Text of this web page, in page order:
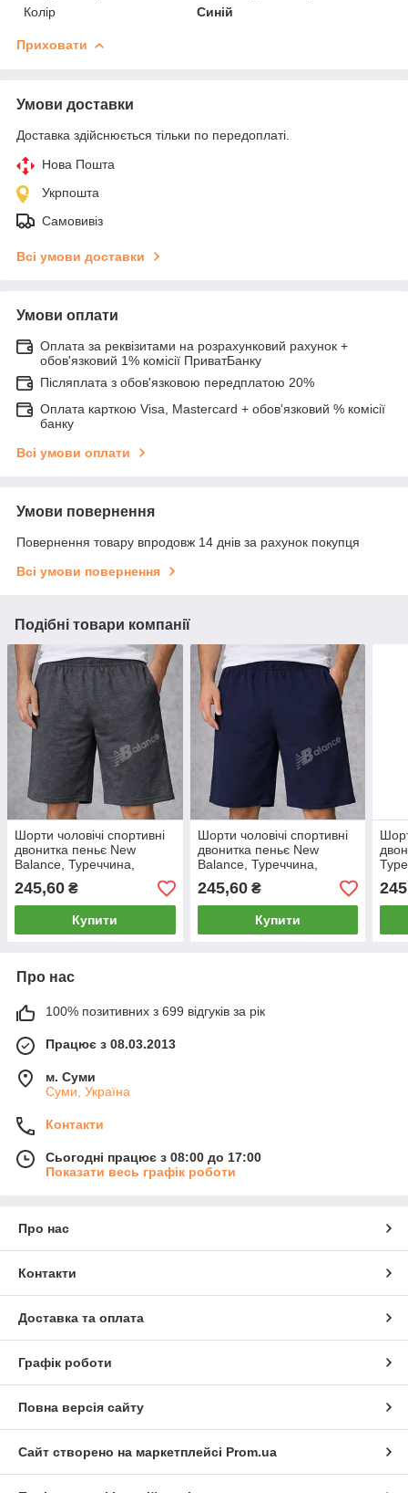
Колір
Синій
Приховати
Умови доставки
Доставка здійснюється тільки по передоплаті.
Нова Пошта
Укрпошта
Самовивіз
Всі умови доставки
Умови оплати
Оплата за реквізитами на розрахунковий рахунок +
обов'язковий 1% комісії ПриватБанку
Післяплата з обов'язковою передплатою 20%
Оплата карткою Visa, Mastercard + обов'язковий % комісії
банку
Всі умови оплати
Умови повернення
Повернення товару впродовж 14 днів за рахунок покупця
Всі умови повернення
Подібні товари компанії
Шорти чоловічі спортивні
двонитка пеньє New
Balance, Туреччина,
розміри 46-54, темно-сірі,
12315
245,60 ₴
Купити
Шорти чоловічі спортивні
двонитка пеньє New
Balance, Туреччина,
розміри 46-54, темно-сині,
12312
245,60₴
Купити
Про нас
100% позитивних з 699 відгуків за рік
Працює з 08.03.2013
м. Суми
Суми, Україна
Контакти
Сьогодні працює з 08:00 до 17:00
Показати весь графік роботи
Про нас
Контакти
Доставка та оплата
Графік роботи
Повна версія сайту
Сайт створено на маркетплейсі Prom.ua